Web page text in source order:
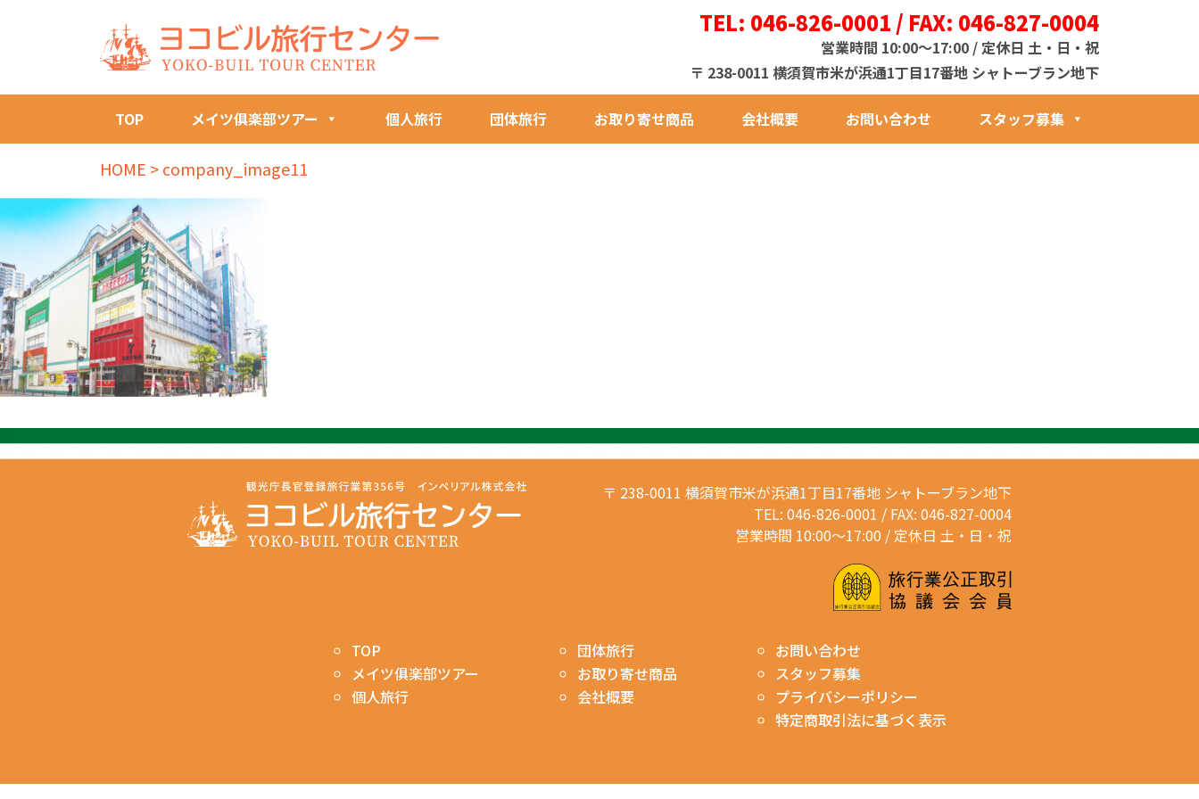
TEL: 046-826-0001 / FAX: 046-827-0004
営業時間 10:00～17:00 / 定休日 土・日・祝
〒 238-0011 横須賀市米が浜通1丁目17番地 シャトーブラン地下
TOP メイツ俱楽部ツアー 個人旅行 団体旅行 お取り寄せ商品 会社概要 お問い合わせ スタッフ募集
HOME >company_image11
〒 238-0011 横須賀市米が浜通1丁目17番地 シャトーブラン地下
TEL: 046-826-0001 / FAX: 046-827-0004
営業時間 10:00～17:00 / 定休日 土・日・祝
TOP
メイツ俱楽部ツアー
個人旅行
団体旅行
お取り寄せ商品
会社概要
お問い合わせ
スタッフ募集
プライバシーポリシー
特定商取引法に基づく表示